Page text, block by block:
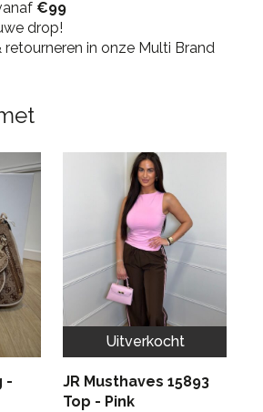
€99
drop!
retourneren in onze Multi Brand
-
Uitverkocht
JR Musthaves 15893
Top - Pink